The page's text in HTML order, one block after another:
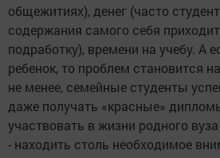
общежитиях), денег (часто
содержания самого себя
подработку), времени на учебу. А
ребенок, то проблем становится
не менее, семейные студенты
даже получать «красные»
участвовать в жизни родного
- находить столь необходимое